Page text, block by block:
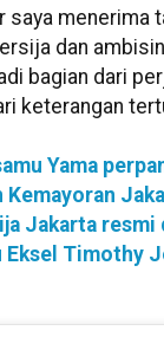
saya menerima
dan
bagian dari
keterangan
Yama
Kemayoran
Jakarta resmi
Eksel Timothy